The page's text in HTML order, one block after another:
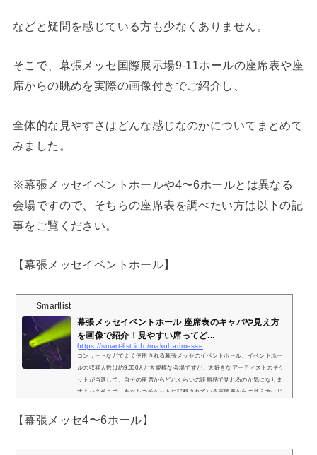
などと疑問を感じている方も少なくありません。
そこで、幕張メッセ国際展示場9-11ホールの座席表や座
席からの眺めを実際の画像付きでご紹介し、
全体的な見やすさはどんな感じなのかについてまとめて
みました。
※幕張メッセイベントホールや4〜6ホールとは異なる
会場ですので、そちらの座席表を調べたい方は以下の記
事をご覧ください。
【幕張メッセイベントホール】
Smartlist
幕張メッセイベントホール 座席表のキャパや見え方
を画像で紹介！見やすい席ってど...
https://smart-list.info/makuharimesse
コンサートなどでよく使用される幕張メッセのイベントホール。イベントホー
ルの収容人数は約9,000人と大規模な会場ですが、大好きなアーティストのチケ
ットが当選して、自分の座席からどれくらいの距離感で見れるのか気になりま
すよね？そこで、あなたのチケットに記載されている座席表からの見え方はど
アルバイトをしていて、何度か訪れたことがあるため、個人的に見やすいと感
【幕張メッセ4〜6ホール】